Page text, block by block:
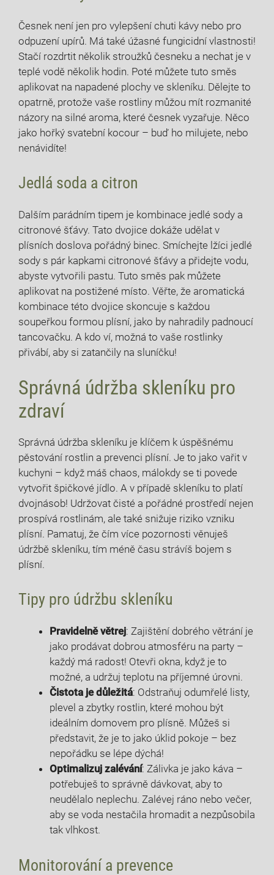
Česnek není jen pro vylepšení chuti kávy nebo pro
odpuzení upírů. Má také úžasné fungicidní vlastnosti!
Stačí rozdrtit několik stroužků česneku a​ nechat je v
teplé vodě několik hodin. Poté můžete tuto směs
aplikovat na napadené plochy ve skleníku. Dělejte to
opatrně, protože vaše rostliny můžou mít rozmanité‌
názory na ​silné aroma, které česnek vyzařuje. Něco
jako hořký svatební kocour – buď ho milujete, nebo
nenávidíte!
Jedlá soda a citron
Dalším parádním tipem je kombinace jedlé sody a
citronové šťávy. Tato dvojice dokáže udělat v
plísních doslova ⁢pořádný⁣ binec. Smíchejte lžíci jedlé
sody s pár kapkami citronové šťávy a přidejte vodu,
abyste ⁣vytvořili pastu. Tuto​ směs pak⁤ můžete
aplikovat na postižené místo. Věřte, že aromatická
kombinace této dvojice skoncuje s ⁤každou
soupeřkou formou plísní, jako⁢ by nahradily padnoucí
tancovačku. A kdo ví, možná to vaše rostlinky
přivábí, aby si zatančily na sluníčku!
Správná údržba skleníku pro
zdraví
Správná údržba ⁢skleníku je klíčem‍ k úspěšnému
pěstování rostlin a prevenci plísní. Je ​to jako vařit v⁤
kuchyni – když máš chaos, málokdy se ti povede
vytvořit špičkové jídlo. A v případě skleníku to platí
dvojnásob! ‌Udržovat ⁤čisté a pořádné prostředí nejen
prospívá rostlinám, ale také snižuje ‌riziko vzniku
plísní. Pamatuj, ​že‍ čím více pozornosti věnuješ
údržbě skleníku, tím⁣ méně času strávíš​ bojem s
plísní.
Tipy pro údržbu skleníku
Pravidelně větrej: Zajištění dobrého větrání je
jako prodávat dobrou atmosféru na‍ party‍ –
každý má radost! Otevři okna, když je to
možné, a udržuj teplotu na příjemné úrovni.
Čistota je důležitá: Odstraňuj odumřelé listy,
plevel a zbytky rostlin, které mohou být
ideálním domovem pro plísně. Můžeš si
představit, že je to jako ‌úklid pokoje ​–​ bez
nepořádku se lépe dýchá!
Optimalizuj zalévání: Zálivka je jako káva –
potřebuješ to správně dávkovat, aby to
neudělalo neplechu. Zalévej ráno nebo večer,
aby se voda ​nestačila hromadit a nezpůsobila
tak vlhkost.
Monitorování a prevence